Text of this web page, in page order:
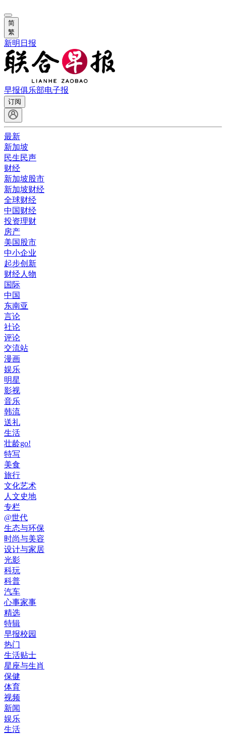
简
繁
新明日报
早报俱乐部电子报
订阅
最新
新加坡
民生民声
财经
新加坡股市
新加坡财经
全球财经
中国财经
投资理财
房产
美国股市
中小企业
起步创新
财经人物
国际
中国
东南亚
言论
社论
评论
交流站
漫画
娱乐
明星
影视
音乐
韩流
送礼
生活
壮龄go!
特写
美食
旅行
文化艺术
人文史地
专栏
@世代
生态与环保
时尚与美容
设计与家居
光影
科玩
科普
汽车
心事家事
精选
特辑
早报校园
热门
生活贴士
星座与生肖
保健
体育
视频
新闻
娱乐
生活